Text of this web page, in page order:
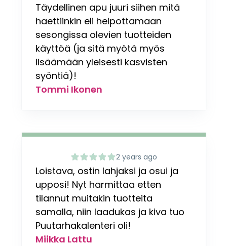
Täydellinen apu juuri siihen mitä
haettiinkin eli helpottamaan
sesongissa olevien tuotteiden
käyttöä (ja sitä myötä myös
lisäämään yleisesti kasvisten
syöntiä)!
Tommi Ikonen
2 years ago
Loistava, ostin lahjaksi ja osui ja
upposi! Nyt harmittaa etten
tilannut muitakin tuotteita
samalla, niin laadukas ja kiva tuo
Puutarhakalenteri oli!
Miikka Lattu